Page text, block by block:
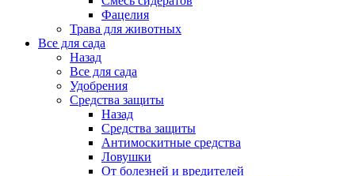
Фацелия
Трава для животных
Все для сада
Назад
Все для сада
Удобрения
Средства защиты
Назад
Средства защиты
Антимоскитные средства
Ловушки
От болезней и вредителей